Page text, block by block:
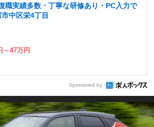
職実績多数・丁寧な研修あり・PC入力で
中区栄4丁目
～47万円
Sponsored by